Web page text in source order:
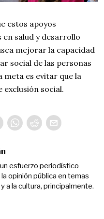
estos apoyos
salud y desarrollo
mejorar la capacidad
social de las personas
meta es evitar que la
exclusión social.
esfuerzo periodístico
opinión pública en temas
a la cultura, principalmente.